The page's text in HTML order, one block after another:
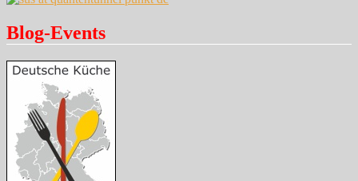
Blog-Events